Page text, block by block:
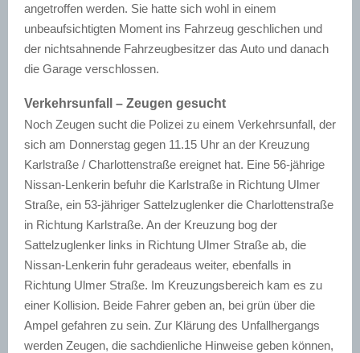
angetroffen werden. Sie hatte sich wohl in einem
unbeaufsichtigten Moment ins Fahrzeug geschlichen und
der nichtsahnende Fahrzeugbesitzer das Auto und danach
die Garage verschlossen.
Verkehrsunfall – Zeugen gesucht
Noch Zeugen sucht die Polizei zu einem Verkehrsunfall, der
sich am Donnerstag gegen 11.15 Uhr an der Kreuzung
Karlstraße / Charlottenstraße ereignet hat. Eine 56-jährige
Nissan-Lenkerin befuhr die Karlstraße in Richtung Ulmer
Straße, ein 53-jähriger Sattelzuglenker die Charlottenstraße
in Richtung Karlstraße. An der Kreuzung bog der
Sattelzuglenker links in Richtung Ulmer Straße ab, die
Nissan-Lenkerin fuhr geradeaus weiter, ebenfalls in
Richtung Ulmer Straße. Im Kreuzungsbereich kam es zu
einer Kollision. Beide Fahrer geben an, bei grün über die
Ampel gefahren zu sein. Zur Klärung des Unfallhergangs
werden Zeugen, die sachdienliche Hinweise geben können,